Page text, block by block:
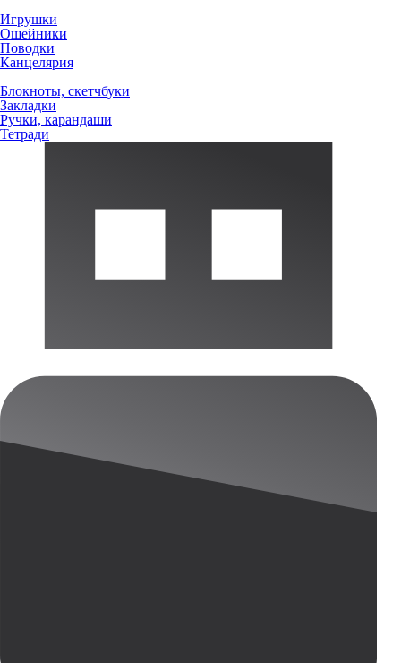
Игрушки
Ошейники
Поводки
Канцелярия
Блокноты, скетчбуки
Закладки
Ручки, карандаши
Тетради